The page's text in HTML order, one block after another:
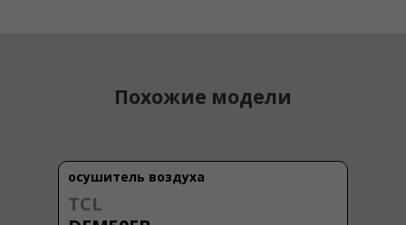
Похожие модели
осушитель воздуха
TCL